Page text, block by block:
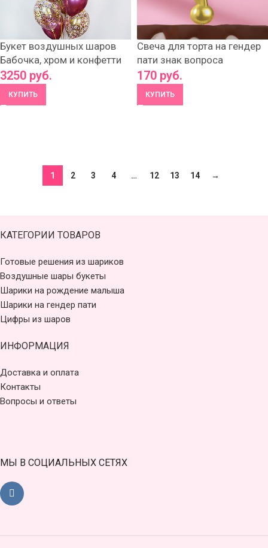
Букет воздушных шаров
Бабочка, хром и конфетти
3250 руб.
КУПИТЬ
Свеча для торта на гендер
пати знак вопроса
170 руб.
КУПИТЬ
1 2 3 4 … 12 13 14 →
КАТЕГОРИИ ТОВАРОВ
Готовые решения из шариков
Воздушные шары букеты
Шарики на рождение малыша
Шарики на гендер пати
Цифры из шаров
ИНФОРМАЦИЯ
Доставка и оплата
Контакты
Вопросы и ответы
МЫ В СОЦИАЛЬНЫХ СЕТЯХ